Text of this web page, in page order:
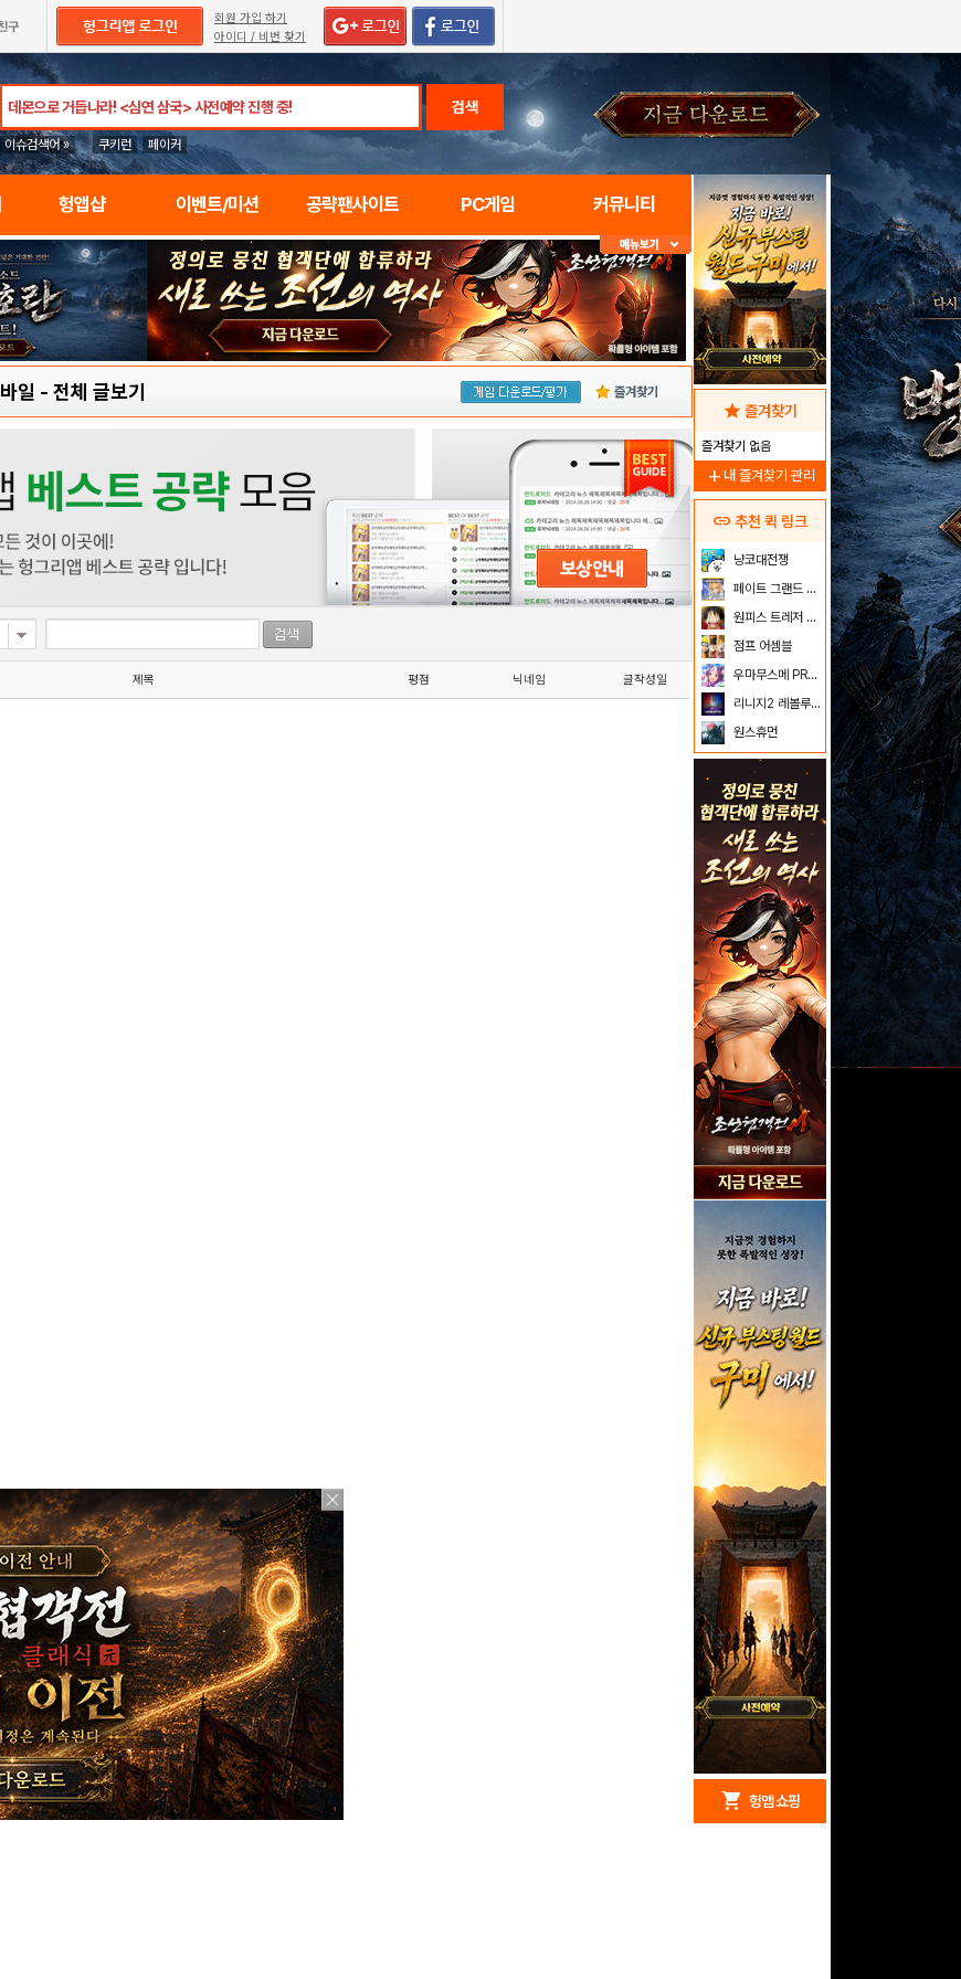
회원 가입 하기
아이디 / 비번 찾기
검색
이슈검색어 » 쿠키런 페이커
헝앱샵 이벤트/미션 공략팬사이트 PC게임 커뮤니티
일 - 전체 글보기 즐겨찾기
제목 평점 닉네임 글작성일
star 즐겨찾기
즐겨찾기 없음
add 내 즐겨찾기 관리
link 추천 퀵 링크
냥코대전쟁
페이트 그랜드 오더
원피스 트레저 크루즈
점프 어셈블
우마무스메 PRETTY DERBY
리니지2 레볼루션
원스휴먼
shopping_cart 헝앱 쇼핑